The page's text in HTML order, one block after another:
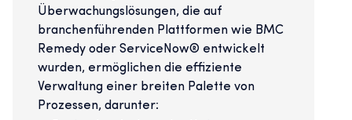
Überwachungslösungen, die auf
branchenführenden Plattformen wie BMC
Remedy oder ServiceNow® entwickelt
wurden, ermöglichen die effiziente
Verwaltung einer breiten Palette von
Prozessen, darunter: